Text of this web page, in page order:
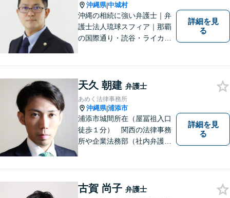
沖縄県|中城村
沖縄の相続に強い弁護士｜弁
護士法人琉球スフィア｜那覇
の国際通り・読谷・ライカム
はなく、一社会人として相談
者の心に寄り添っていける弁
護士でありたいと思っていま
す。
詳細を見
る
天久 朝建 弁護士
あめく法律事務所
沖縄県|浦添市
浦添市城間所在（屋冨祖入口
徒歩１分） 関西の法律事務
所や企業法務部（社内弁護士
詳細を見
る
古賀 尚子 弁護士